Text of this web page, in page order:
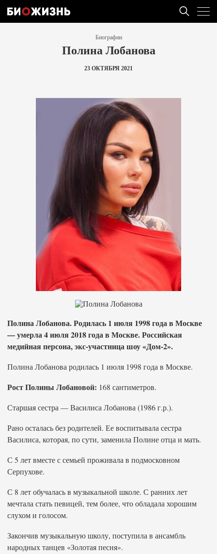
Биографии
Полина Лобанова
23 ОКТЯБРЯ 2021
Полина Лобанова. Родилась 1 июля 1998 года в Москве
— умерла 4 июля 2018 года в Москве. Российская
медийная персона, экс-участница шоу «Дом-2».
Полина Лобанова родилась 1 июля 1998 года в Москве.
Рост Полины Лобановой: 168 сантиметров.
Старшая сестра — Василиса Лобанова (1986 г.р.).
Рано осталась без родителей. Ее воспитывала сестра
Василиса, которая, по сути, заменила Полине отца и мать.
С 5 лет вместе с семьей проживала в подмосковном
Серпухове.
С 8 лет обучалась в музыкальной школе. С ранних лет
мечтала стать певицей, тем более, что обладала хорошим
слухом и голосом.
Закончив музыкальную школу, поступила в ансамбль
народных танцев «Золотая песня».